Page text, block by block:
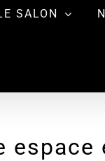
SALON
espace